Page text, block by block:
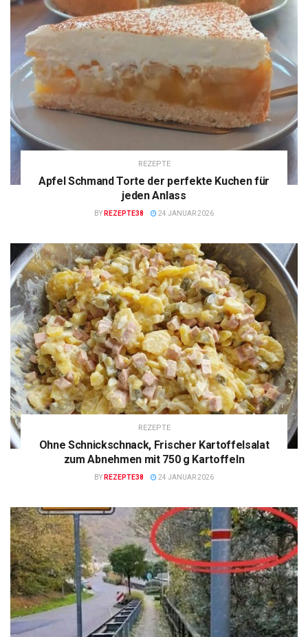
REZEPTE
Apfel Schmand Torte der perfekte Kuchen für
jeden Anlass
BY REZEPTE38 24 JANUAR 2026
REZEPTE
Ohne Schnickschnack, Frischer Kartoffelsalat
zum Abnehmen mit 750 g Kartoffeln
BY REZEPTE38 24 JANUAR 2026